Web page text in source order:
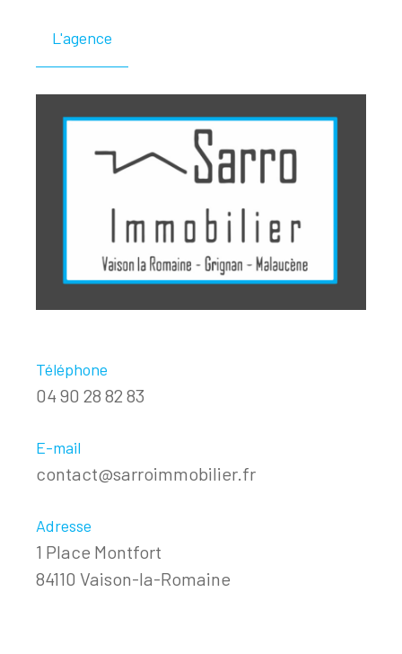
L'agence
Téléphone
04 90 28 82 83
E-mail
contact@sarroimmobilier.fr
Adresse
1 Place Montfort
84110 Vaison-la-Romaine